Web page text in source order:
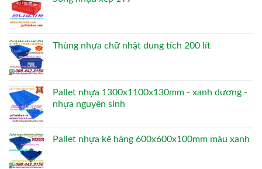
Thùng nhựa chữ nhật dung tích 200 lít
Pallet nhựa 1300x1100x130mm - xanh dương -
nhựa nguyên sinh
Pallet nhựa kê hàng 600x600x100mm màu xanh